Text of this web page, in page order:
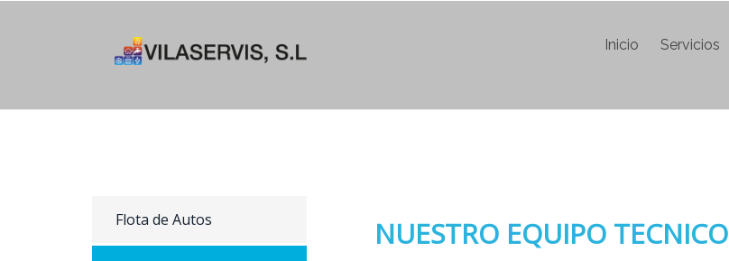
Inicio Servicios
Flota de Autos NUESTRO EQUIPO TECNICO